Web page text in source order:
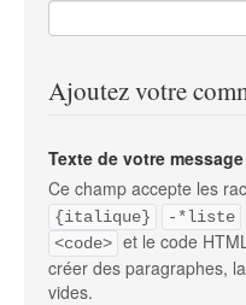
Ajoutez votre
Texte de votre message
Ce champ accepte les
{italique}
-*liste
<code> et le code HTML
créer des paragraphes,
vides.